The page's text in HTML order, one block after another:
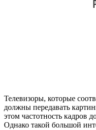
этого отображаться
артефакты. Устройство
минимум отвечать
YouTube, передаваемое в
Минимальные